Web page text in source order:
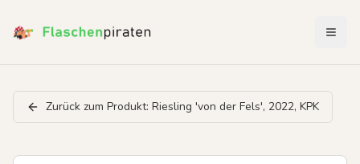
Zurück zum Produkt: Riesling 'von der Fels', 2022, KPK